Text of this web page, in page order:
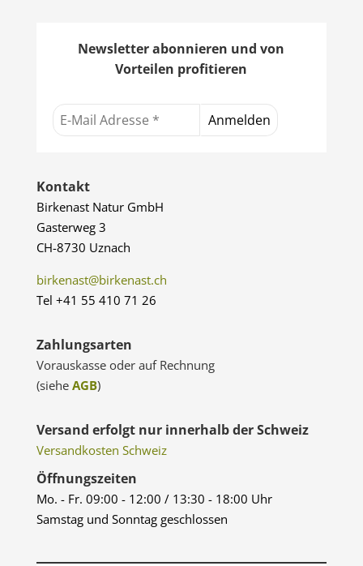
Newsletter abonnieren und von
Vorteilen profitieren
Kontakt
Birkenast Natur GmbH
Gasterweg 3
CH-8730 Uznach
birkenast@birkenast.ch
Tel +41 55 410 71 26
Zahlungsarten
Vorauskasse oder auf Rechnung
(siehe AGB)
Versand erfolgt nur innerhalb der Schweiz
Versandkosten Schweiz
Öffnungszeiten
Mo. - Fr. 09:00 - 12:00 / 13:30 - 18:00 Uhr
Samstag und Sonntag geschlossen